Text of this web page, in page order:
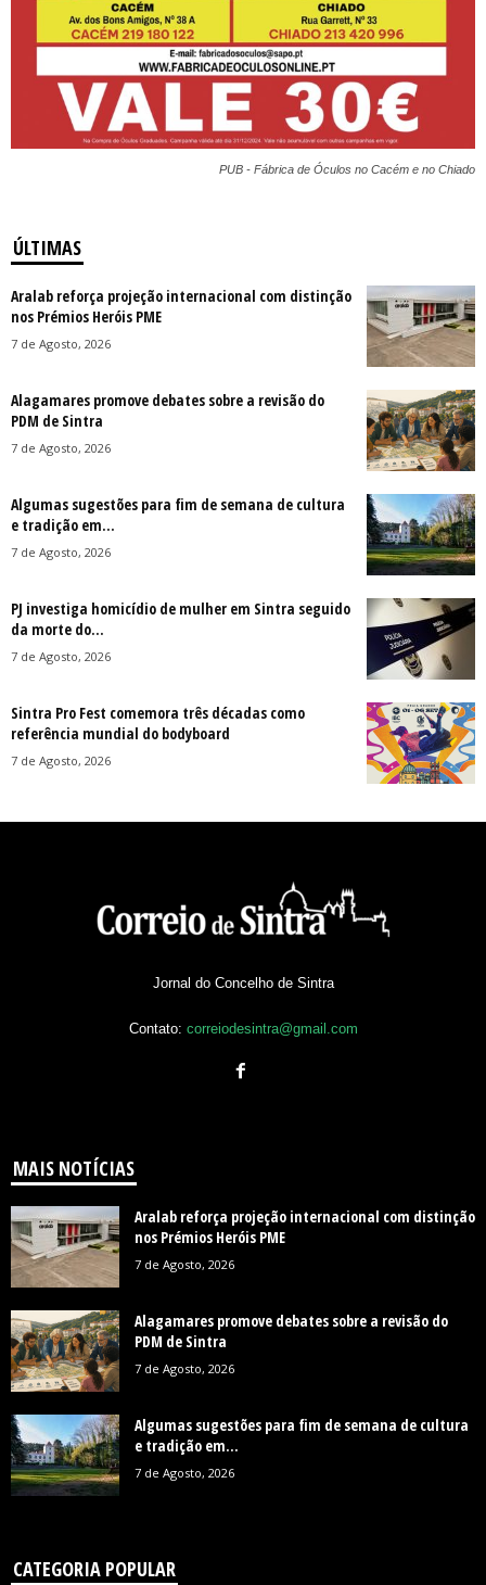
PUB - Fábrica de Óculos no Cacém e no Chiado
ÚLTIMAS
Aralab reforça projeção internacional com distinção
nos Prémios Heróis PME
7 de Agosto, 2026
Alagamares promove debates sobre a revisão do
PDM de Sintra
7 de Agosto, 2026
Algumas sugestões para fim de semana de cultura
e tradição em...
7 de Agosto, 2026
PJ investiga homicídio de mulher em Sintra seguido
da morte do...
7 de Agosto, 2026
Sintra Pro Fest comemora três décadas como
referência mundial do bodyboard
7 de Agosto, 2026
Jornal do Concelho de Sintra
Contato: correiodesintra@gmail.com
MAIS NOTÍCIAS
Aralab reforça projeção internacional com distinção
nos Prémios Heróis PME
7 de Agosto, 2026
Alagamares promove debates sobre a revisão do
PDM de Sintra
7 de Agosto, 2026
Algumas sugestões para fim de semana de cultura
e tradição em...
7 de Agosto, 2026
CATEGORIA POPULAR